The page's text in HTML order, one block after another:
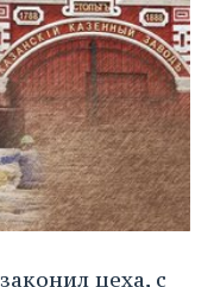
цеха, с